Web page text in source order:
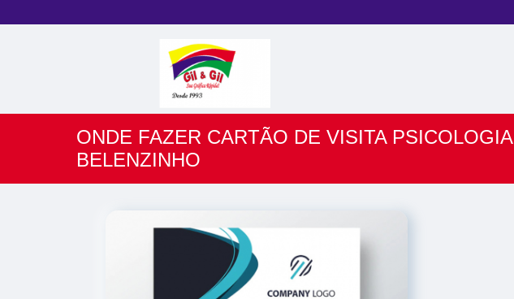
ONDE FAZER CARTÃO DE VISITA PSICOLOGIA
BELENZINHO